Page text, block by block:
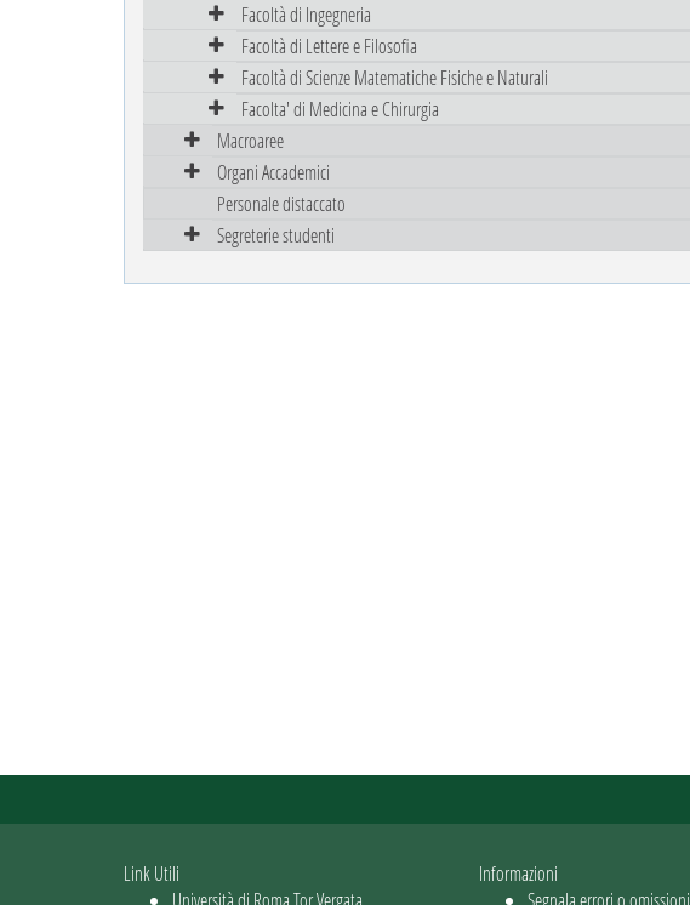
Facoltà di Ingegneria
Facoltà di Lettere e Filosofia
Facoltà di Scienze Matematiche Fisiche e Naturali
Facolta' di Medicina e Chirurgia
Macroaree
Organi Accademici
Personale distaccato
Segreterie studenti
Link Utili
Università di Roma Tor Vergata
Informazioni
Segnala errori o omissioni